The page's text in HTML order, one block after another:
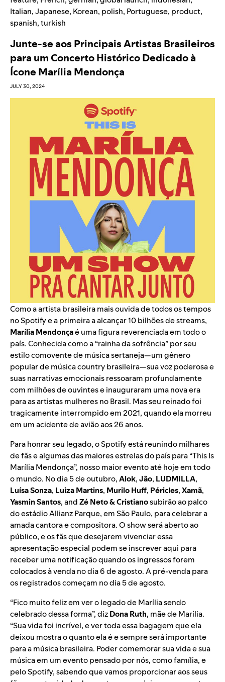
Italian,Japanese, Korean, polish, Portuguese, product,
spanish,turkish
Junte-se aos Principais Artistas Brasileiros
para um Concerto Histórico Dedicado à
Ícone Marília Mendonça
JULY 30, 2024
Como a artista brasileira mais ouvida de todos os tempos
no Spotify e a primeira a alcançar 10 bilhões de streams,
Marília Mendonçaé uma figura reverenciada em todo o
país. Conhecida como a “rainha da sofrência” por seu
estilo comovente de música sertaneja—um gênero
popular de música country brasileira—sua voz poderosa e
suas narrativas emocionais ressoaram profundamente
com milhões de ouvintes e inauguraram uma nova era
para as artistas mulheres no Brasil. Mas seu reinado foi
tragicamente interrompido em 2021, quando ela morreu
em um acidente de avião aos 26 anos.
Para honrar seu legado, o Spotify está reunindo milhares
de fãs e algumas das maiores estrelas do país para “This Is
Marília Mendonça”, nosso maior evento até hoje em todo
o mundo. No dia 5 de outubro,Alok,Jão, LUDMILLA,
Luísa Sonza, Luiza Martins, Murilo Huff, Péricles,Xamã,
Yasmin Santos, andZé Neto & Cristianosubirão ao palco
do estádio Allianz Parque, em São Paulo, para celebrar a
amada cantora e compositora. O show será aberto ao
público, e os fãs que desejarem vivenciar essa
apresentação especial podem se inscreveraqui para
receber uma notificação quando os ingressos forem
colocados à venda no dia 6 de agosto. A pré-venda para
os registrados começam no dia 5 de agosto.
“Fico muito feliz em ver o legado de Marília sendo
celebrado dessa forma”, dizDona Ruth, mãe de Marília.
“Sua vida foi incrível, e ver toda essa bagagem que ela
deixou mostra o quanto ela é e sempre será importante
para a música brasileira. Poder comemorar sua vida e sua
música em um evento pensado por nós, como família, e
pelo Spotify, sabendo que vamos proporcionar aos seus